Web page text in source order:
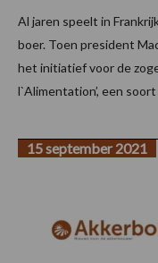
Al jaren speelt in
boer. Toen president
het initiatief voor de
l`Alimentation’, een soort
15 september 2021